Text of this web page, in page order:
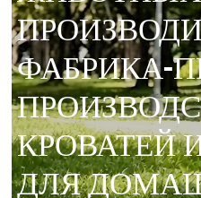
ФАБРИКА-
КРОВАТЕЙ
ДЛЯ